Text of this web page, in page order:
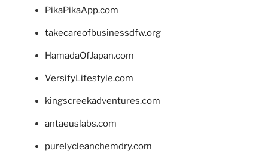
PikaPikaApp.com
takecareofbusinessdfw.org
HamadaOfJapan.com
VersifyLifestyle.com
kingscreekadventures.com
antaeuslabs.com
purelycleanchemdry.com